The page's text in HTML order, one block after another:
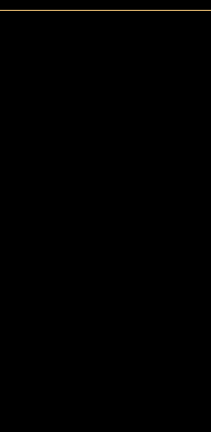
Baumwollstoff